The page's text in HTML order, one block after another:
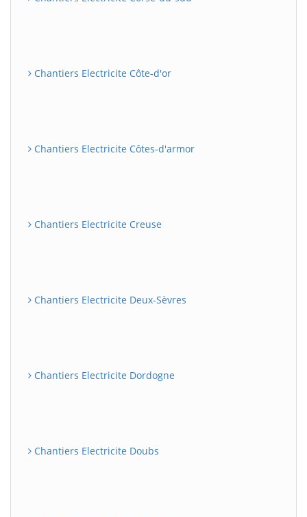
Chantiers Electricite Côte-d'or
Chantiers Electricite Côtes-d'armor
Chantiers Electricite Creuse
Chantiers Electricite Deux-Sèvres
Chantiers Electricite Dordogne
Chantiers Electricite Doubs